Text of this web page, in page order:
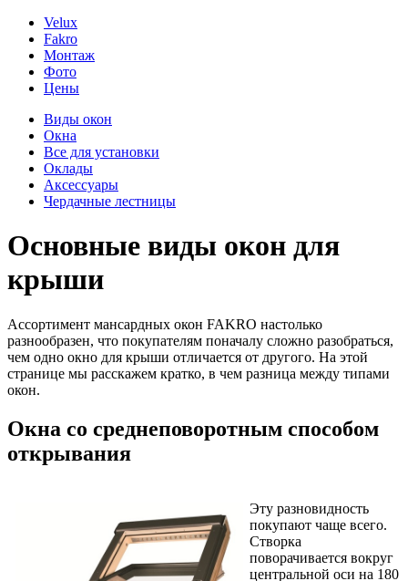
Velux
Fakro
Монтаж
Фото
Цены
Виды окон
Окна
Все для установки
Оклады
Аксессуары
Чердачные лестницы
Основные виды окон для
крыши
Ассортимент мансардных окон FAKRO настолько
разнообразен, что покупателям поначалу сложно разобраться,
чем одно окно для крыши отличается от другого. На этой
странице мы расскажем кратко, в чем разница между типами
окон.
Окна со среднеповоротным способом
открывания
Эту разновидность
покупают чаще всего.
Створка
поворачивается вокруг
центральной оси на 180